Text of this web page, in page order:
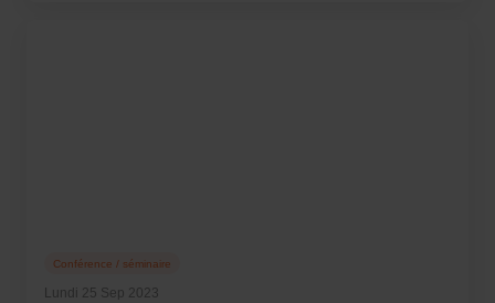
Lundi 25 Sep 2023
Conférence / séminaire